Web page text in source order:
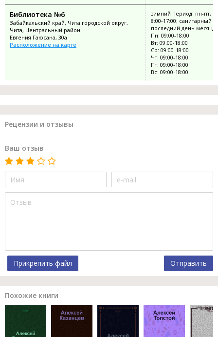
Библиотека №6
Забайкальский край, Чита городской округ,
Чита, Центральный район
Евгения Гаюсана, 30а
Расположение на карте
зимний период: пн-пт, вс
8:00-17:00; санитарный
последний день месяца
Пн: 09:00-18:00
Вт: 09:00-18:00
Ср: 09:00-18:00
Чт: 09:00-18:00
Пт: 09:00-18:00
Вс: 09:00-18:00
Рецензии и отзывы
Ваш отзыв
Прикрепить файл Отправить
Похожие книги